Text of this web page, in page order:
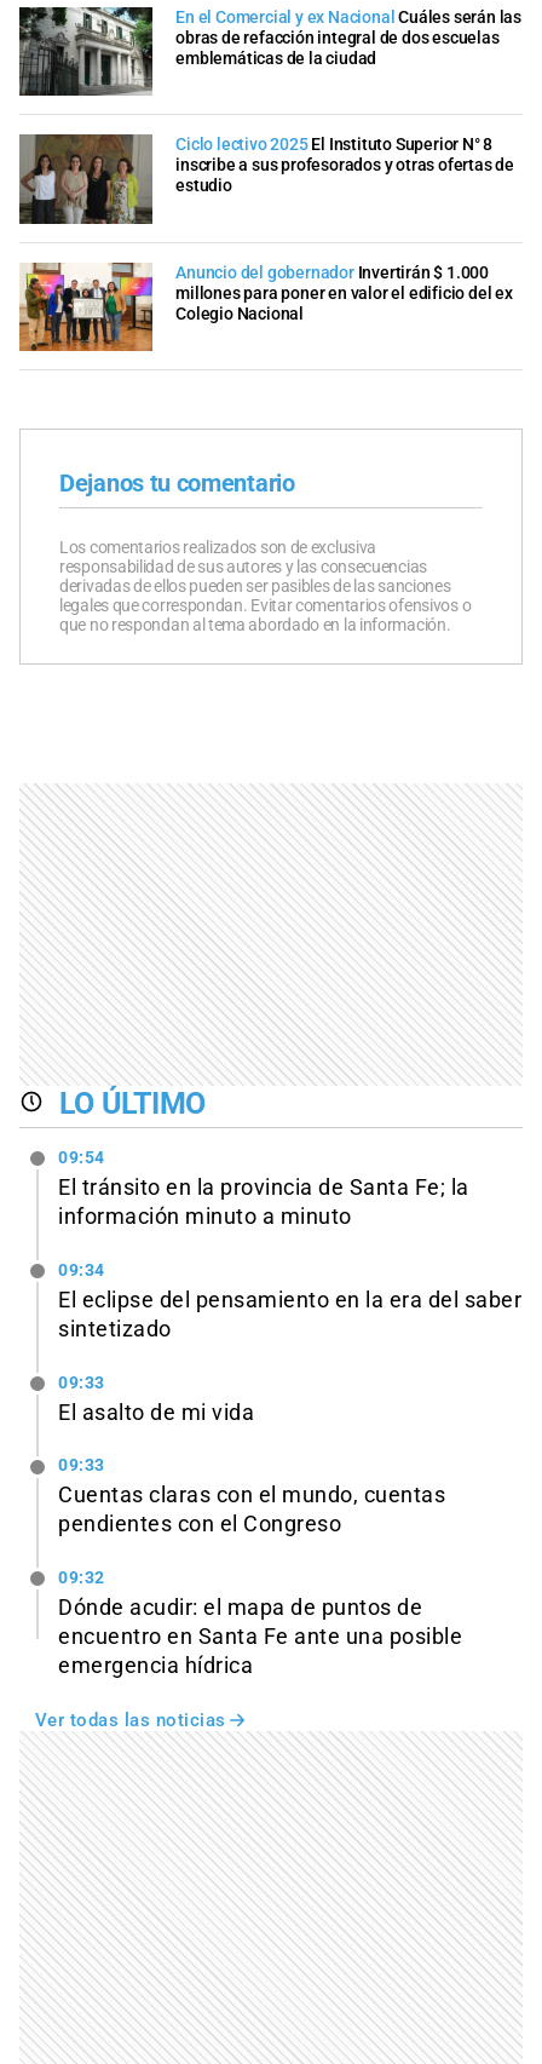
En el Comercial y ex Nacional Cuáles serán las
obras de refacción integral de dos escuelas
emblemáticas de la ciudad
Ciclo lectivo 2025 El Instituto Superior N° 8
inscribe a sus profesorados y otras ofertas de
estudio
Anuncio del gobernador Invertirán $ 1.000
millones para poner en valor el edificio del ex
Colegio Nacional
Dejanos tu comentario
Los comentarios realizados son de exclusiva
responsabilidad de sus autores y las consecuencias
derivadas de ellos pueden ser pasibles de las sanciones
legales que correspondan. Evitar comentarios ofensivos o
que no respondan al tema abordado en la información.
LO ÚLTIMO
09:54
El tránsito en la provincia de Santa Fe; la
información minuto a minuto
09:34
El eclipse del pensamiento en la era del saber
sintetizado
09:33
El asalto de mi vida
09:33
Cuentas claras con el mundo, cuentas
pendientes con el Congreso
09:32
Dónde acudir: el mapa de puntos de
encuentro en Santa Fe ante una posible
emergencia hídrica
Ver todas las noticias